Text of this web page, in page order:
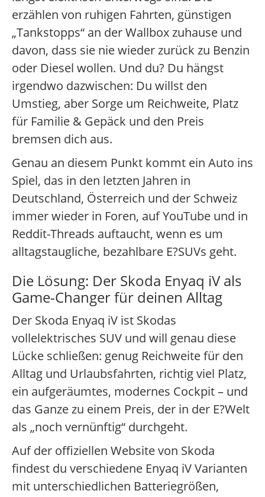
erzählen von ruhigen Fahrten, günstigen
„Tankstopps“ an der Wallbox zuhause und
davon, dass sie nie wieder zurück zu Benzin
oder Diesel wollen. Und du? Du hängst
irgendwo dazwischen: Du willst den
Umstieg, aber Sorge um Reichweite, Platz
für Familie & Gepäck und den Preis
bremsen dich aus.
Genau an diesem Punkt kommt ein Auto ins
Spiel, das in den letzten Jahren in
Deutschland, Österreich und der Schweiz
immer wieder in Foren, auf YouTube und in
Reddit-Threads auftaucht, wenn es um
alltagstaugliche, bezahlbare E?SUVs geht.
Die Lösung: Der Skoda Enyaq iV als
Game-Changer für deinen Alltag
Der Skoda Enyaq iV ist Skodas
vollelektrisches SUV und will genau diese
Lücke schließen: genug Reichweite für den
Alltag und Urlaubsfahrten, richtig viel Platz,
ein aufgeräumtes, modernes Cockpit – und
das Ganze zu einem Preis, der in der E?Welt
als „noch vernünftig“ durchgeht.
Auf der offiziellen Website von Skoda
findest du verschiedene Enyaq iV Varianten
mit unterschiedlichen Batteriegrößen,